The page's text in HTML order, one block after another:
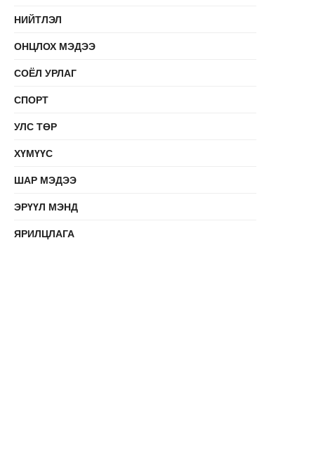
НИЙТЛЭЛ
ОНЦЛОХ МЭДЭЭ
СОЁЛ УРЛАГ
СПОРТ
УЛС ТӨР
ХҮМҮҮС
ШАР МЭДЭЭ
ЭРҮҮЛ МЭНД
ЯРИЛЦЛАГА